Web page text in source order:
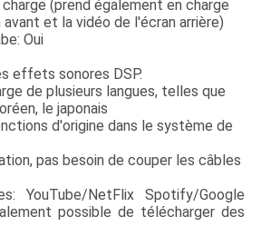
charge (prend également en charge
et la vidéo de l'écran arrière)
Oui
effets sonores DSP.
de plusieurs langues, telles que
le japonais
d'origine dans le système de
pas besoin de couper les câbles
YouTube/NetFlix Spotify/Google
possible de télécharger des